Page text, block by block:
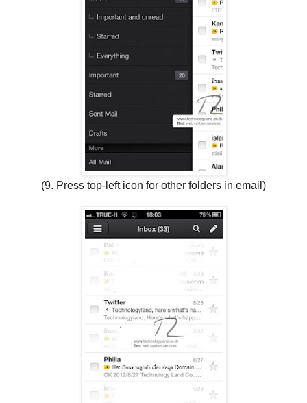
(9. Press top-left icon for other folders in email)